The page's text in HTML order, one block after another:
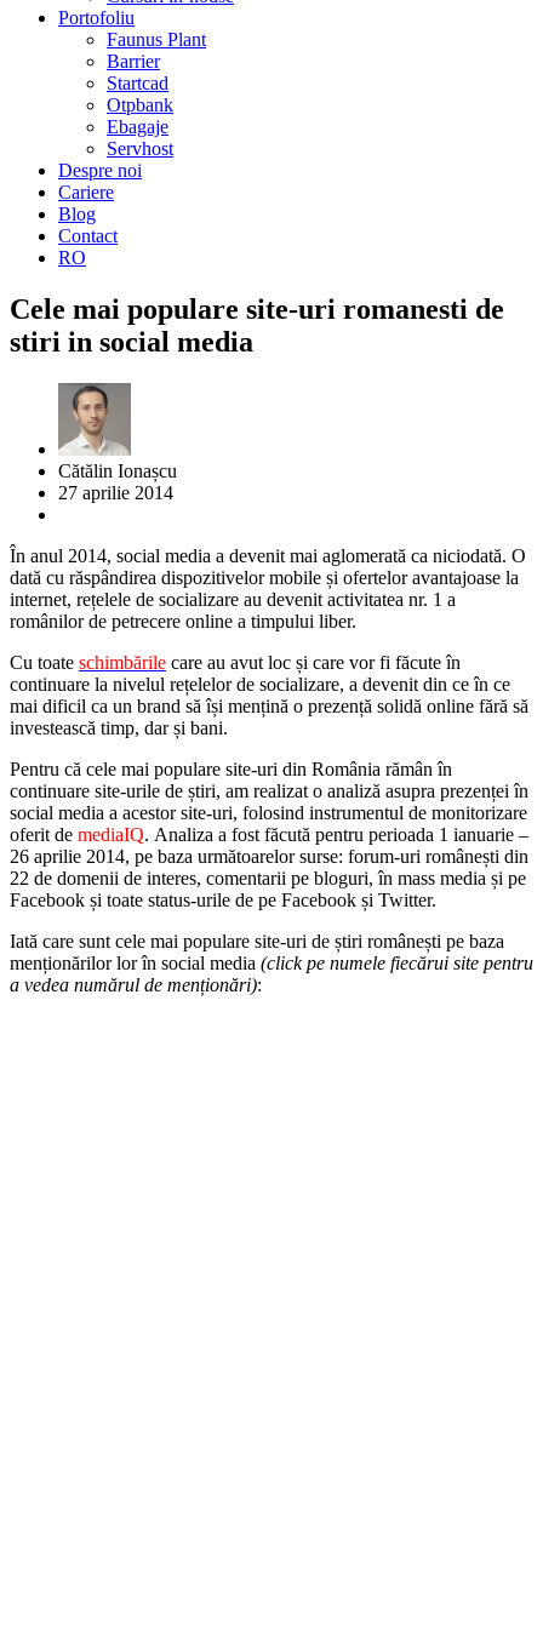
Portofoliu
Faunus Plant
Barrier
Startcad
Otpbank
Ebagaje
Servhost
Despre noi
Cariere
Blog
Contact
RO
Cele mai populare site-uri romanesti de
stiri in social media
Cătălin Ionașcu
27 aprilie 2014
În anul 2014, social media a devenit mai aglomerată ca niciodată. O
dată cu răspândirea dispozitivelor mobile și ofertelor avantajoase la
internet, rețelele de socializare au devenit activitatea nr. 1 a
românilor de petrecere online a timpului liber.
Cu toate schimbările care au avut loc și care vor fi făcute în
continuare la nivelul rețelelor de socializare, a devenit din ce în ce
mai dificil ca un brand să își mențină o prezență solidă online fără să
investească timp, dar și bani.
Pentru că cele mai populare site-uri din România rămân în
continuare site-urile de știri, am realizat o analiză asupra prezenței în
social media a acestor site-uri, folosind instrumentul de monitorizare
oferit de mediaIQ. Analiza a fost făcută pentru perioada 1 ianuarie –
26 aprilie 2014, pe baza următoarelor surse: forum-uri românești din
22 de domenii de interes, comentarii pe bloguri, în mass media și pe
Facebook și toate status-urile de pe Facebook și Twitter.
Iată care sunt cele mai populare site-uri de știri românești pe baza
menționărilor lor în social media (click pe numele fiecărui site pentru
a vedea numărul de menționări):